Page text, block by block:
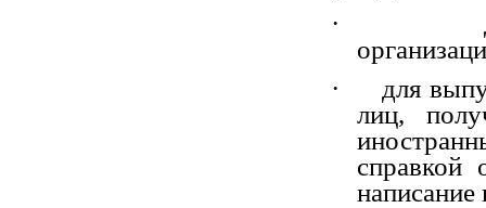
·
·
для
лиц,
справкой
написание